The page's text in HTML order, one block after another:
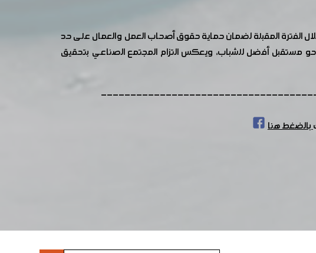
الفترة المقبلة لضمان حماية حقوق أصحاب العمل والعمال على حد
مستقبل أفضل للشباب، ويعكس التزام المجتمع الصناعي بتحقيق
بالضغط هنا